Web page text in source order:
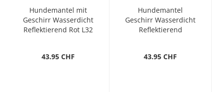
Hundemantel mit
Geschirr Wasserdicht
Reflektierend Rot L32
43.95 CHF
Hundemantel
Geschirr Wasserdicht
Reflektierend
43.95 CHF